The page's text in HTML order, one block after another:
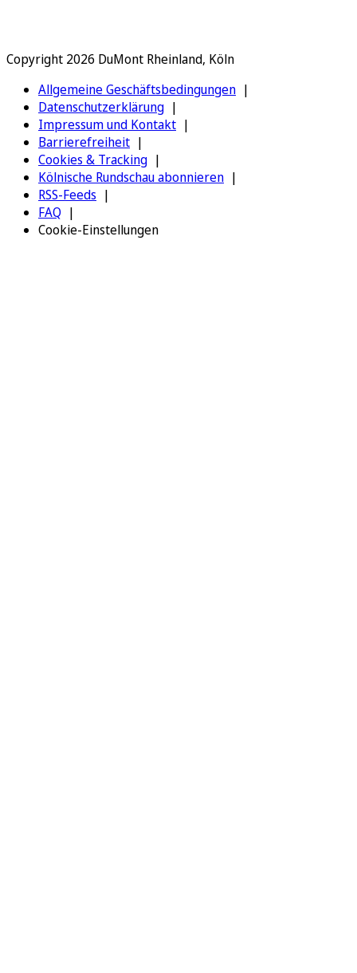
Copyright 2026 DuMont Rheinland, Köln
Allgemeine Geschäftsbedingungen
Datenschutzerklärung
Impressum und Kontakt
Barrierefreiheit
Cookies & Tracking
Kölnische Rundschau abonnieren
RSS-Feeds
FAQ
Cookie-Einstellungen